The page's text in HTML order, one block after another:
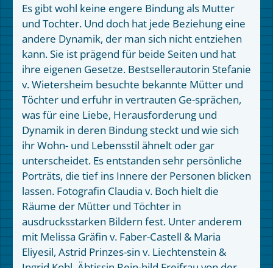
Es gibt wohl keine engere Bindung als Mutter
und Tochter. Und doch hat jede Beziehung eine
andere Dynamik, der man sich nicht entziehen
kann. Sie ist prägend für beide Seiten und hat
ihre eigenen Gesetze. Bestsellerautorin Stefanie
v. Wietersheim besuchte bekannte Mütter und
Töchter und erfuhr in vertrauten Ge-sprächen,
was für eine Liebe, Herausforderung und
Dynamik in deren Bindung steckt und wie sich
ihr Wohn- und Lebensstil ähnelt oder gar
unterscheidet. Es entstanden sehr persönliche
Porträts, die tief ins Innere der Personen blicken
lassen. Fotografin Claudia v. Boch hielt die
Räume der Mütter und Töchter in
ausdrucksstarken Bildern fest. Unter anderem
mit Melissa Gräfin v. Faber-Castell & Maria
Eliyesil, Astrid Prinzes-sin v. Liechtenstein &